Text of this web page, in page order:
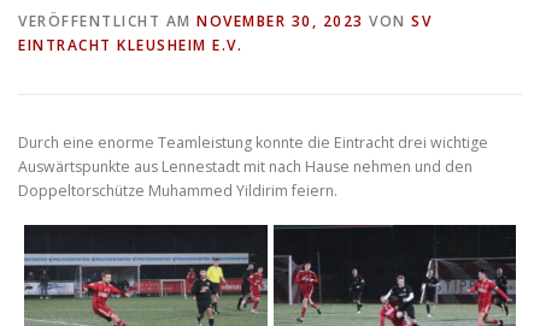
TEAMS 2025/26 KINDERTANZEN/-TURNEN
DOWNLOADS SHOP IMPRESSUM
VERÖFFENTLICHT AM NOVEMBER 30, 2023 VON SV
EINTRACHT KLEUSHEIM E.V.
Durch eine enorme Teamleistung konnte die Eintracht drei wichtige
Auswärtspunkte aus Lennestadt mit nach Hause nehmen und den
Doppeltorschütze Muhammed Yildirim feiern.